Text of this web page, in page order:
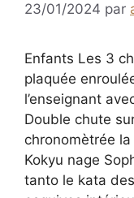
23/01/2024 par
Enfants Les 3
plaquée
l’enseignant
Double chute
chronomètrée
Kokyu nage
tanto le kata